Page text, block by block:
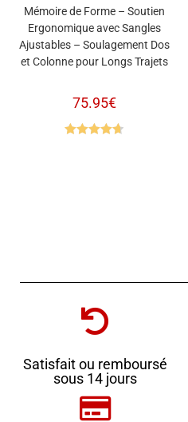
Mémoire de Forme – Soutien
Ergonomique avec Sangles
Ajustables – Soulagement Dos
et Colonne pour Longs Trajets
75.95€
Satisfait ou remboursé
sous 14 jours